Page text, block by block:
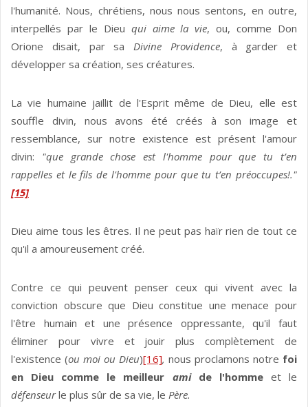
l'humanité. Nous, chrétiens, nous nous sentons, en outre,
interpellés par le Dieu qui aime la vie, ou, comme Don
Orione disait, par sa Divine Providence, à garder et
développer sa création, ses créatures.
La vie humaine jaillit de l'Esprit même de Dieu, elle est
souffle divin, nous avons été créés à son image et
ressemblance, sur notre existence est présent l'amour
divin: "que grande chose est l'homme pour que tu t’en
rappelles et le fils de l'homme pour que tu t’en préoccupes!."
[15]
Dieu aime tous les êtres. Il ne peut pas haïr rien de tout ce
qu'il a amoureusement créé.
Contre ce qui peuvent penser ceux qui vivent avec la
conviction obscure que Dieu constitue une menace pour
l'être humain et une présence oppressante, qu'il faut
éliminer pour vivre et jouir plus complètement de
l'existence (ou moi ou Dieu)[16], nous proclamons notre foi
en Dieu comme le meilleur ami de l'homme et le
défenseurle plus sûr de sa vie, le Père.